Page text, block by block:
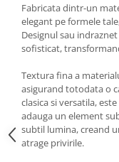
Fabricata dintr-un
elegant pe formele
Designul sau
sofisticat,
Textura fina a
asigurand totodata o
clasica si versatila,
adauga un element
subtil lumina, creand
atrage privirile.